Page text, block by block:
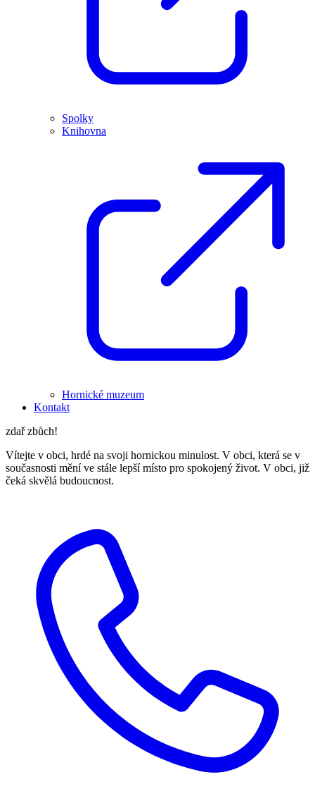
Spolky
Knihovna
Hornické muzeum
Kontakt
zdař zbůch!
Vítejte v obci, hrdé na svoji hornickou minulost. V obci, která se v
současnosti mění ve stále lepší místo pro spokojený život. V obci, již
čeká skvělá budoucnost.